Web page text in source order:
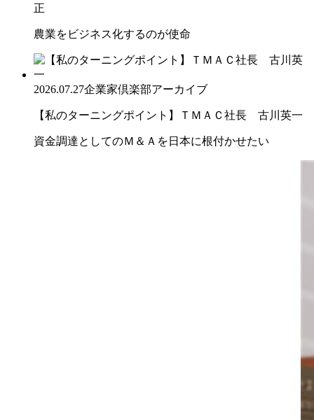
正
農業をビジネス化するのが使命
2026.07.27企業家倶楽部アーカイブ
【私のターニングポイント】ＴＭＡＣ社長 古川英一
資金調達としてのＭ＆Ａを日本に根付かせたい